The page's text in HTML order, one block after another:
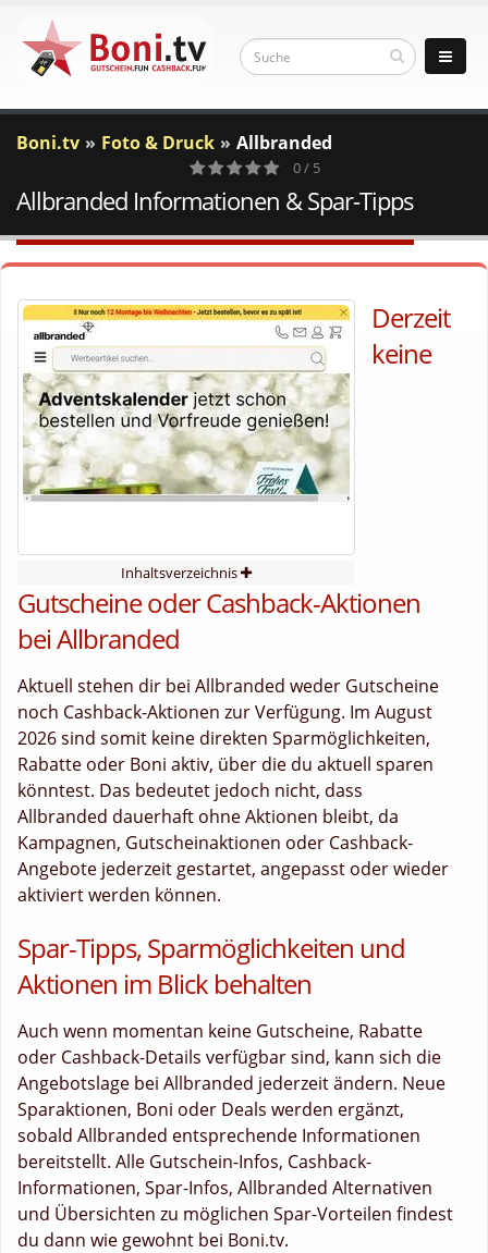
Boni.tv Foto & Druck Allbranded
0
Votes
0 / 5
Allbranded Informationen & Spar-Tipps
Inhaltsverzeichnis
Derzeit
keine
Gutscheine oder Cashback-Aktionen
bei Allbranded
Aktuell stehen dir bei Allbranded weder Gutscheine
noch Cashback-Aktionen zur Verfügung. Im August
2026 sind somit keine direkten Sparmöglichkeiten,
Rabatte oder Boni aktiv, über die du aktuell sparen
könntest. Das bedeutet jedoch nicht, dass
Allbranded dauerhaft ohne Aktionen bleibt, da
Kampagnen, Gutscheinaktionen oder Cashback-
Angebote jederzeit gestartet, angepasst oder wieder
aktiviert werden können.
Spar-Tipps, Sparmöglichkeiten und
Aktionen im Blick behalten
Auch wenn momentan keine Gutscheine, Rabatte
oder Cashback-Details verfügbar sind, kann sich die
Angebotslage bei Allbranded jederzeit ändern. Neue
Sparaktionen, Boni oder Deals werden ergänzt,
sobald Allbranded entsprechende Informationen
bereitstellt. Alle Gutschein-Infos, Cashback-
Informationen, Spar-Infos, Allbranded Alternativen
und Übersichten zu möglichen Spar-Vorteilen findest
du dann wie gewohnt bei Boni.tv.